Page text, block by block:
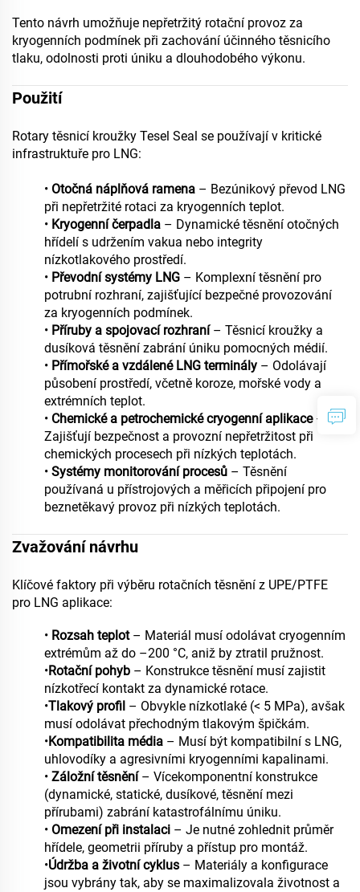
Tento návrh umožňuje nepřetržitý rotační provoz za
kryogenních podmínek při zachování účinného těsnicího
tlaku, odolnosti proti úniku a dlouhodobého výkonu.
Použití
Rotary těsnicí kroužky Tesel Seal se používají v kritické
infrastruktuře pro LNG:
• Otočná náplňová ramena – Bezúnikový převod LNG
při nepřetržité rotaci za kryogenních teplot.
• Kryogenní čerpadla – Dynamické těsnění otočných
hřídelí s udržením vakua nebo integrity
nízkotlakového prostředí.
• Převodní systémy LNG – Komplexní těsnění pro
potrubní rozhraní, zajišťující bezpečné provozování
za kryogenních podmínek.
• Příruby a spojovací rozhraní – Těsnicí kroužky a
dusíková těsnění zabrání úniku pomocných médií.
• Přímořské a vzdálené LNG terminály – Odolávají
působení prostředí, včetně koroze, mořské vody a
extrémních teplot.
• Chemické a petrochemické cryogenní aplikace –
Zajišťují bezpečnost a provozní nepřetržitost při
chemických procesech při nízkých teplotách.
• Systémy monitorování procesů – Těsnění
používaná u přístrojových a měřicích připojení pro
beznetěkavý provoz při nízkých teplotách.
Zvažování návrhu
Klíčové faktory při výběru rotačních těsnění z UPE/PTFE
pro LNG aplikace:
• Rozsah teplot – Materiál musí odolávat cryogenním
extrémům až do –200 °C, aniž by ztratil pružnost.
•Rotační pohyb – Konstrukce těsnění musí zajistit
nízkotřecí kontakt za dynamické rotace.
•Tlakový profil – Obvykle nízkotlaké (< 5 MPa), avšak
musí odolávat přechodným tlakovým špičkám.
•Kompatibilita média – Musí být kompatibilní s LNG,
uhlovodíky a agresivními kryogenními kapalinami.
• Záložní těsnění – Vícekomponentní konstrukce
(dynamické, statické, dusíkové, těsnění mezi
přírubami) zabrání katastrofálnímu úniku.
• Omezení při instalaci – Je nutné zohlednit průměr
hřídele, geometrii příruby a přístup pro montáž.
•Údržba a životní cyklus – Materiály a konfigurace
jsou vybrány tak, aby se maximalizovala životnost a